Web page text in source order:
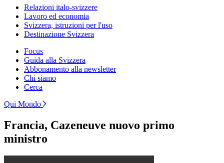
Relazioni italo-svizzere
Lavoro ed economia
Svizzera, istruzioni per l'uso
Destinazione Svizzera
Focus
Guida alla Svizzera
Abbonamento alla newsletter
Chi siamo
Cerca
Qui Mondo
Francia, Cazeneuve nuovo primo
ministro